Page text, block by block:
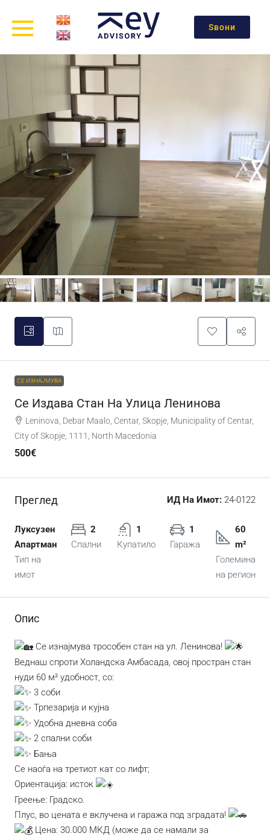
Ѕвони
СЕ ИЗНАЈМУВА
Се Издава Стан На Улица Ленинова
Leninova, Debar Maalo, Centar, Skopje, Municipality of Centar,
City of Skopje, 1111, North Macedonia
500€
Преглед ИД На Имот: 24-0122
Луксузен
Апартман
Тип на
имот
2
Спални
1
Купатило
1
Гаража
60
m²
Големина
на регион
Опис
Се изнајмува трособен стан на ул. Ленинова!
Веднаш спроти Холандска Амбасада, овој простран стан
нуди 60 м² удобност, со:
3 соби
Трпезарија и кујна
Удобна дневна соба
2 спални соби
Бања
Се наоѓа на третиот кат со лифт;
Ориентација: исток
Греење: Градско.
Плус, во цената е вклучена и гаража под зградата!
Цена: 30.000 МКД (може да се намали за